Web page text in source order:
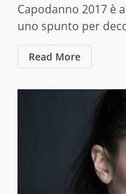
Capodanno 2017 è
uno spunto per
Read More